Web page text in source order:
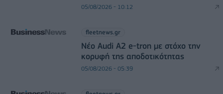
05/08/2026 - 10:12
fleetnews.gr
Νέο Audi A2 e-tron με στόχο την
κορυφή της αποδοτικότητας
05/08/2026 - 05:39